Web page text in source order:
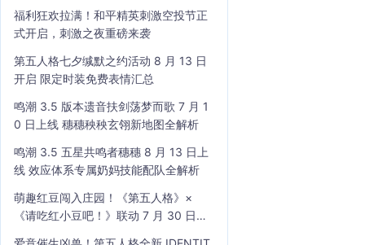
福利狂欢拉满！和平精英刺激空投节正
式开启，刺激之夜重磅来袭
第五人格七夕缄默之约活动 8 月 13 日
开启 限定时装免费表情汇总
鸣潮 3.5 版本遗音扶剑荡梦而歌 7 月 1
0 日上线 穗穗秧秧玄翎新地图全解析
鸣潮 3.5 五星共鸣者穗穗 8 月 13 日上
线 效应体系专属奶妈技能配队全解析
萌趣红豆闯入庄园！《第五人格》×
《请吃红小豆吧！》联动 7 月 30 日开